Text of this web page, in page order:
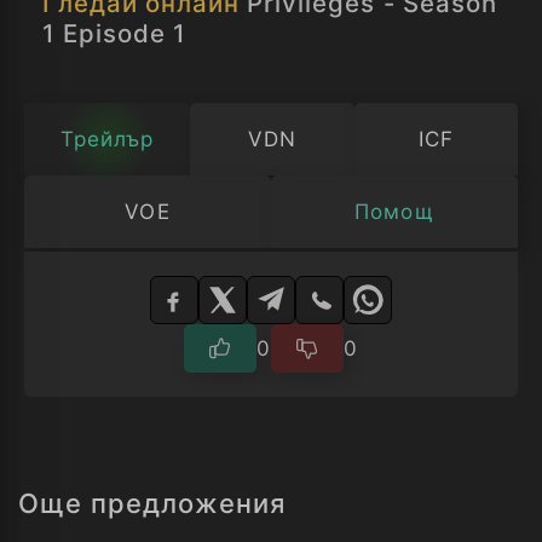
Сезон 1 Епизод 1
1 Episode 1
Трейлър VDN ICF
VOE Помощ
Изберете
0 0
Още предложения